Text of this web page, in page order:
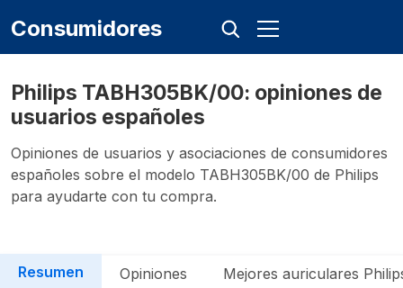
Consumidores
Philips ‎TABH305BK/00: opiniones de
usuarios españoles
Opiniones de usuarios y asociaciones de consumidores
españoles sobre el modelo ‎TABH305BK/00 de Philips
para ayudarte con tu compra.
Resumen Opiniones Mejores auriculares